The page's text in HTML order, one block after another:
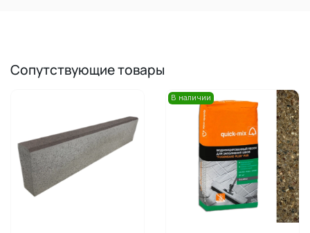
Сопутствующие товары
В наличии